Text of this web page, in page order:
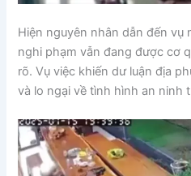
Hiện nguyên nhân dẫn đến vụ
nghi phạm vẫn đang được cơ
rõ. Vụ việc khiến dư luận địa
và lo ngại về tình hình an ninh